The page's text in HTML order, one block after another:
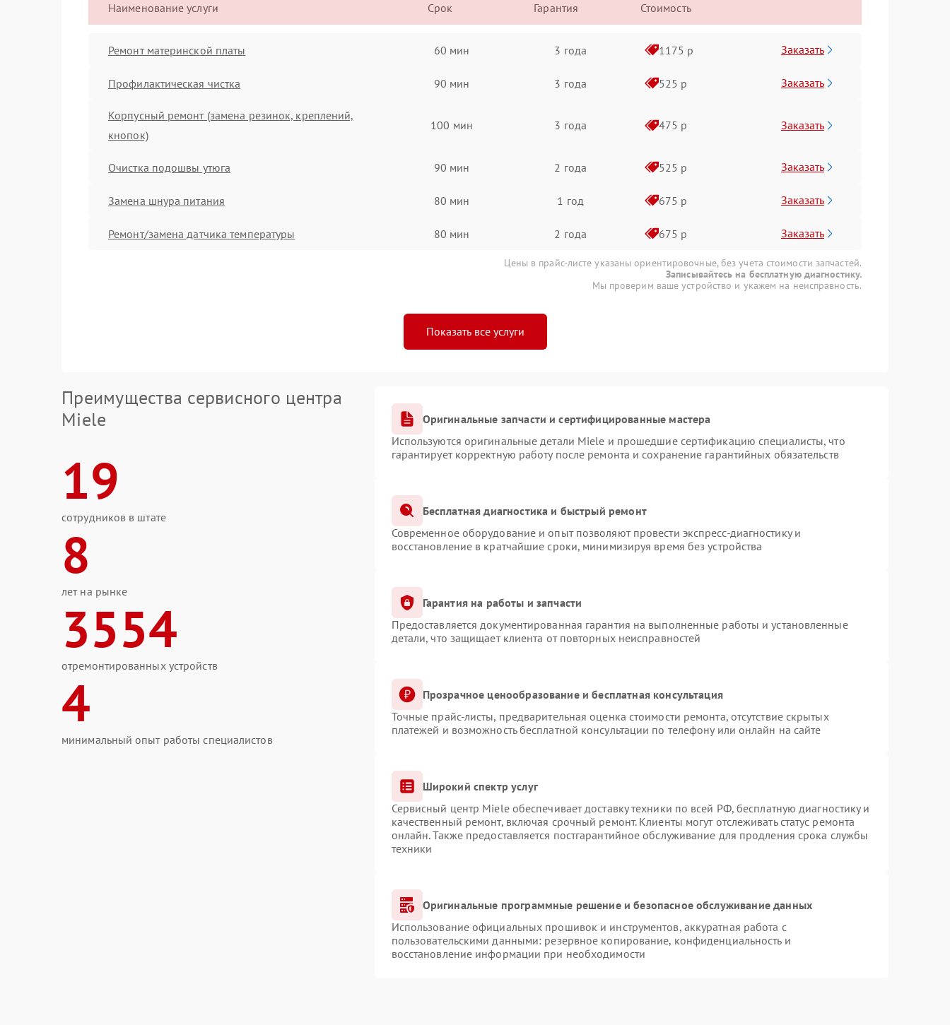
Наименование услуги Срок Гарантия Стоимость
Ремонт материнской платы 60 мин 3 года 1175 р Заказать
Профилактическая чистка 90 мин 3 года 525 р Заказать
Корпусный ремонт (замена резинок, креплений,
кнопок)
100 мин 3 года 475 р Заказать
Очистка подошвы утюга 90 мин 2 года 525 р Заказать
Замена шнура питания 80 мин 1 год 675 р Заказать
Ремонт/замена датчика температуры 80 мин 2 года 675 р Заказать
Цены в прайс-листе указаны ориентировочные, без учета стоимости запчастей.
Записывайтесь на бесплатную диагностику.
Мы проверим ваше устройство и укажем на неисправность.
Показать все услуги
Преимущества сервисного центра
Miele
19
сотрудников в штате
8
лет на рынке
3554
отремонтированных устройств
4
минимальный опыт работы специалистов
Оригинальные запчасти и сертифицированные мастера
Используются оригинальные детали Miele и прошедшие сертификацию специалисты, что
гарантирует корректную работу после ремонта и сохранение гарантийных обязательств
Бесплатная диагностика и быстрый ремонт
Современное оборудование и опыт позволяют провести экспресс-диагностику и
восстановление в кратчайшие сроки, минимизируя время без устройства
Гарантия на работы и запчасти
Предоставляется документированная гарантия на выполненные работы и установленные
детали, что защищает клиента от повторных неисправностей
Прозрачное ценообразование и бесплатная консультация
Точные прайс-листы, предварительная оценка стоимости ремонта, отсутствие скрытых
платежей и возможность бесплатной консультации по телефону или онлайн на сайте
Широкий спектр услуг
Сервисный центр Miele обеспечивает доставку техники по всей РФ, бесплатную диагностику и
качественный ремонт, включая срочный ремонт. Клиенты могут отслеживать статус ремонта
онлайн. Также предоставляется постгарантийное обслуживание для продления срока службы
техники
Оригинальные программные решение и безопасное обслуживание данных
Использование официальных прошивок и инструментов, аккуратная работа с
пользовательскими данными: резервное копирование, конфиденциальность и
восстановление информации при необходимости